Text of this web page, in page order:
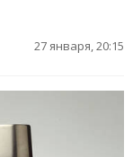
27 января, 20:15